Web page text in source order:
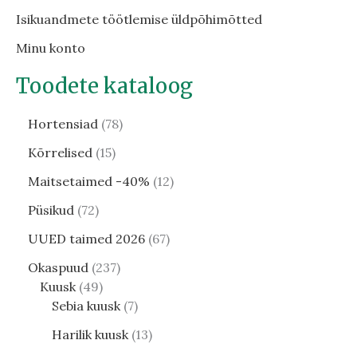
Isikuandmete töötlemise üldpõhimõtted
Minu konto
Toodete kataloog
Hortensiad 78
Kõrrelised 15
Maitsetaimed -40% 12
Püsikud 72
UUED taimed 2026 67
Okaspuud 237
Kuusk 49
Sebia kuusk 7
Harilik kuusk 13